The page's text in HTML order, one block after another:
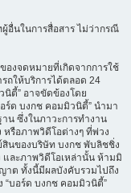
อื่นในการสื่อสาร ไม่ว่ากรณี
องจดหมายที่เกิดจากการใช้
ถให้บริการได้ตลอด 24
นิตี้” อาจขัดข้องโดย
ร์ด บงกช คอมมิวนิตี้” นำมา
น ซึ่งในภาวะการทำงาน
หรือภาพวิดีโอต่างๆ ที่พ่วง
นของบริษัท บงกช พับลิชชิ่ง
และภาพวิดีโอเหล่านั้น ห้ามมิ
าต ทั้งนี้มีผลบังคับรวมไปถึง
“บอร์ด บงกช คอมมิวนิตี้”